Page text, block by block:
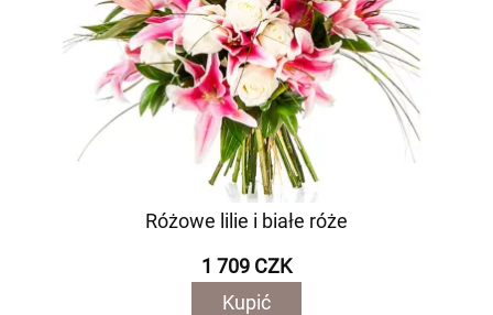
Różowe lilie i białe róże
1 709 CZK
Kupić